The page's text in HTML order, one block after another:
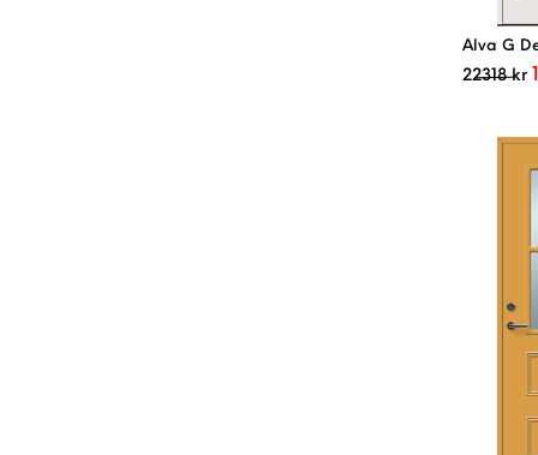
Alva G
22318kr